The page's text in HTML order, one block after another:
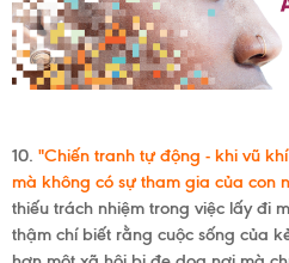
10. "Chiến tranh tự động - khi vũ
mà không có sự tham gia của con
thiếu trách nhiệm trong việc lấy đi
thậm chí biết rằng cuộc sống của